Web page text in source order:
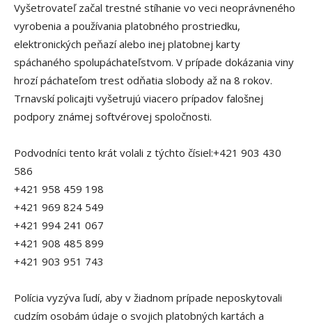
Vyšetrovateľ začal trestné stíhanie vo veci neoprávneného
vyrobenia a používania platobného prostriedku,
elektronických peňazí alebo inej platobnej karty
spáchaného spolupáchateľstvom. V prípade dokázania viny
hrozí páchateľom trest odňatia slobody až na 8 rokov.
Trnavskí policajti vyšetrujú viacero prípadov falošnej
podpory známej softvérovej spoločnosti.
Podvodníci tento krát volali z týchto čísiel:+421 903 430
586
+421 958 459 198
+421 969 824 549
+421 994 241 067
+421 908 485 899
+421 903 951 743
Polícia vyzýva ľudí, aby v žiadnom prípade neposkytovali
cudzím osobám údaje o svojich platobných kartách a